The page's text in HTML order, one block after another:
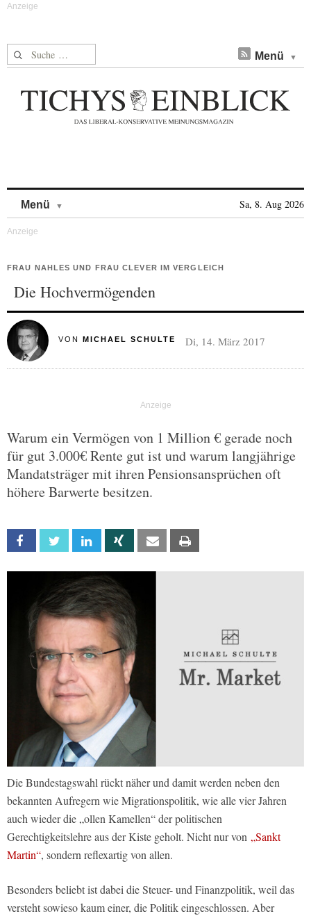
Suche nach: Menü
Menü Sa, 8. Aug 2026
FRAU NAHLES UND FRAU CLEVER IM VERGLEICH
Die Hochvermögenden
VON MICHAEL SCHULTE Di, 14. März 2017
Warum ein Vermögen von 1 Million € gerade noch
für gut 3.000€ Rente gut ist und warum langjährige
Mandatsträger mit ihren Pensionsansprüchen oft
höhere Barwerte besitzen.
Facebook Twitter Linkedin Xing Email
Die Bundestagswahl rückt näher und damit werden neben den
bekannten Aufregern wie Migrationspolitik, wie alle vier Jahren
auch wieder die „ollen Kamellen“ der politischen
Gerechtigkeitslehre aus der Kiste geholt. Nicht nur von „Sankt
Martin“, sondern reflexartig von allen.
Besonders beliebt ist dabei die Steuer- und Finanzpolitik, weil das
versteht sowieso kaum einer, die Politik eingeschlossen. Aber